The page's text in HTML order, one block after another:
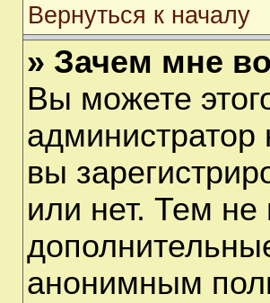
Вернуться к началу
» Зачем мне
Вы можете
вы
или нет. Тем
анонимным